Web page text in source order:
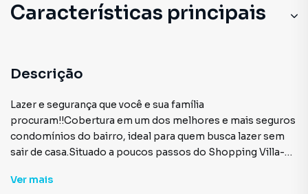
Características principais
Descrição
Lazer e segurança que você e sua família
procuram!!Cobertura em um dos melhores e mais seguros
condomínios do bairro, ideal para quem busca lazer sem
sair de casa.Situado a poucos passos do Shopping Villa-
uma excelente vista para o parque.Os ambientes são
Ver mais